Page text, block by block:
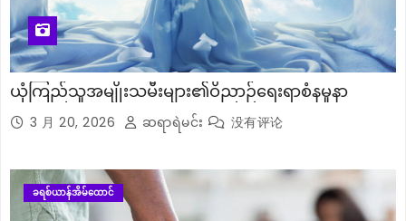
ယုံကြည်သူအမျိုးသမီးများ၏ဝိညာဉ်ရေးရာစံနမူနာ
3 月 20, 2026 ဆရာရဲမင်း 没有评论
ခရစ်ယာန်အိမ်ထောင်